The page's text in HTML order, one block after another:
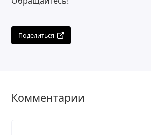
Поделиться
Комментарии